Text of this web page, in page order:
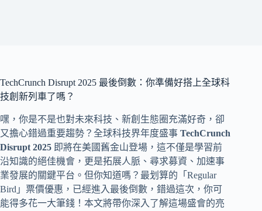
TechCrunch Disrupt 2025 最後倒數：你準備好搭上全球科
技創新列車了嗎？
嘿，你是不是也對未來科技、新創生態圈充滿好奇，卻
又擔心錯過重要趨勢？全球科技界年度盛事 TechCrunch
Disrupt 2025 即將在美國舊金山登場，這不僅是學習前
沿知識的絕佳機會，更是拓展人脈、尋求募資、加速事
業發展的關鍵平台。但你知道嗎？最划算的「Regular
Bird」票價優惠，已經進入最後倒數，錯過這次，你可
能得多花一大筆錢！本文將帶你深入了解這場盛會的亮